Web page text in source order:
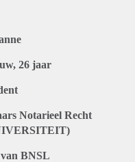
26 jaar
Notarieel Recht
BNSL